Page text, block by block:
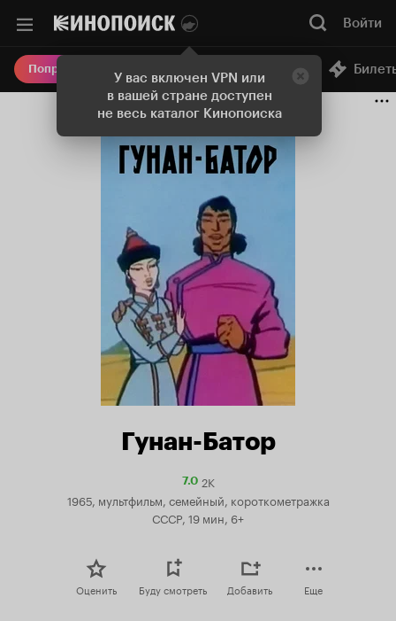
У вас включен VPN или
в вашей стране доступен
не весь каталог Кинопоиска
Войти
Попробовать Плюс Онлайн-кинотеатр
Гунан-Батор
7.0Рейтинг
Кинопоиска
2K
1965, мультфильм, семейный, короткометражка
СССР, 19 мин, 6+
Оценить Буду смотреть Добавить Еще